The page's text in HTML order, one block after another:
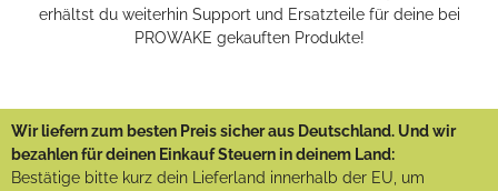
erhältst du weiterhin Support und Ersatzteile für deine bei
PROWAKE gekauften Produkte!
Wir liefern zum besten Preis sicher aus Deutschland. Und wir
bezahlen für deinen Einkauf Steuern in deinem Land:
Bestätige bitte kurz dein Lieferland innerhalb der EU, um